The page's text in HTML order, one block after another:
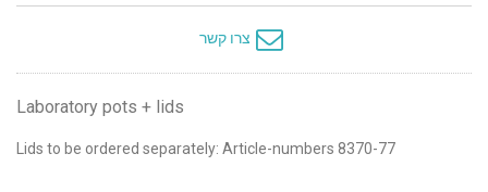
צרו קשר
Laboratory pots + lids
Lids to be ordered separately: Article-numbers 8370-77